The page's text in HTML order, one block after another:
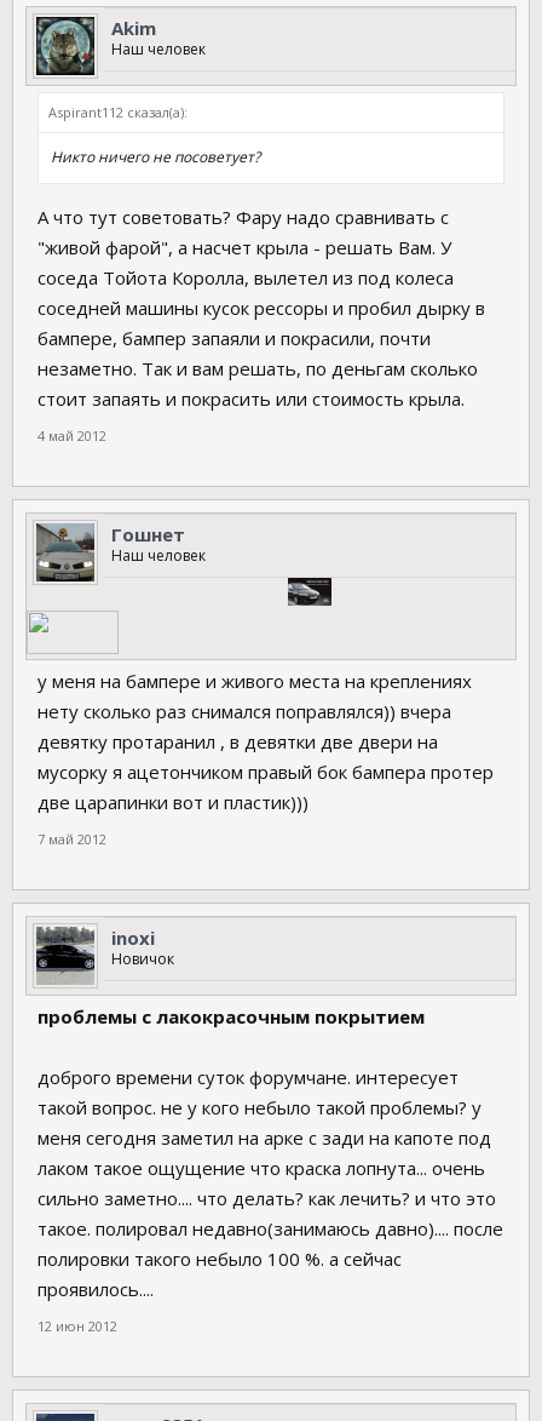
Akim
Наш человек
Aspirant112 сказал(а):
Никто ничего не посоветует?
А что тут советовать? Фару надо сравнивать с
"живой фарой", а насчет крыла - решать Вам. У
соседа Тойота Королла, вылетел из под колеса
соседней машины кусок рессоры и пробил дырку в
бампере, бампер запаяли и покрасили, почти
незаметно. Так и вам решать, по деньгам сколько
стоит запаять и покрасить или стоимость крыла.
4 май 2012
Гошнет
Наш человек
у меня на бампере и живого места на креплениях
нету сколько раз снимался поправлялся)) вчера
девятку протаранил , в девятки две двери на
мусорку я ацетончиком правый бок бампера протер
две царапинки вот и пластик)))
7 май 2012
inoxi
Новичок
проблемы с лакокрасочным покрытием
доброго времени суток форумчане. интересует
такой вопрос. не у кого небыло такой проблемы? у
меня сегодня заметил на арке с зади на капоте под
лаком такое ощущение что краска лопнута... очень
сильно заметно.... что делать? как лечить? и что это
такое. полировал недавно(занимаюсь давно).... после
полировки такого небыло 100 %. а сейчас
проявилось....
12 июн 2012